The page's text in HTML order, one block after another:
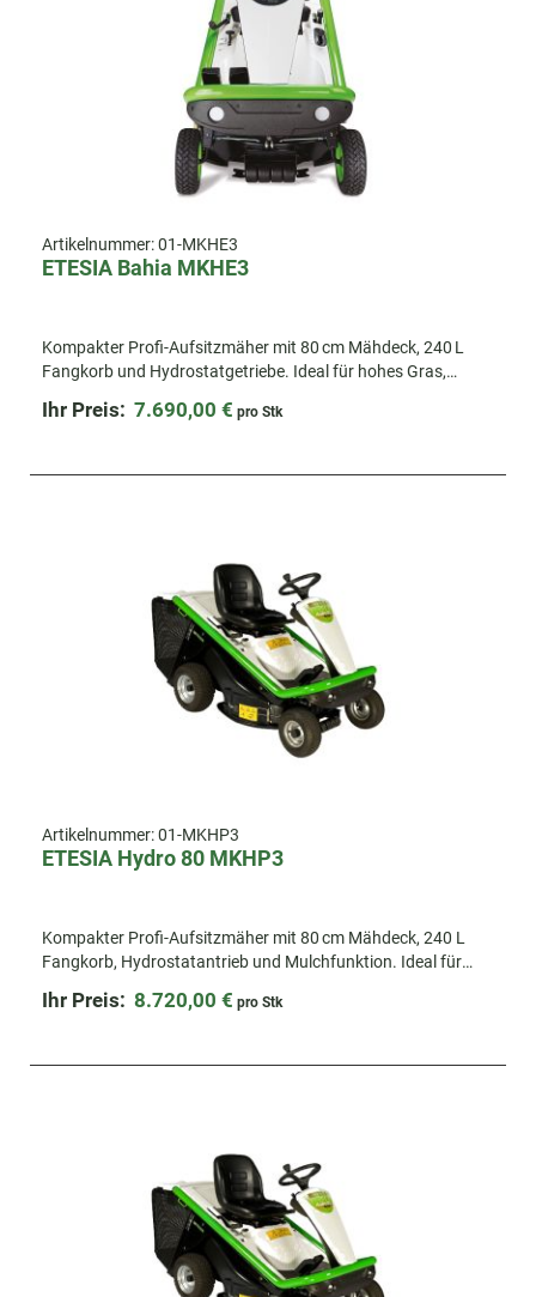
Artikelnummer:01-MKHE3
ETESIA Bahia MKHE3
Kompakter Profi-Aufsitzmäher mit 80 cm Mähdeck, 240 L
Fangkorb und Hydrostatgetriebe. Ideal für hohes Gras,
Ihr Preis: 7.690,00 € pro Stk
Artikelnummer:01-MKHP3
ETESIA Hydro 80 MKHP3
Kompakter Profi-Auf­sitzmäher mit 80 cm Mähdeck, 240 L
Fangkorb, Hydrostatantrieb und Mulchfunktion. Ideal für
Ihr Preis: 8.720,00 € pro Stk